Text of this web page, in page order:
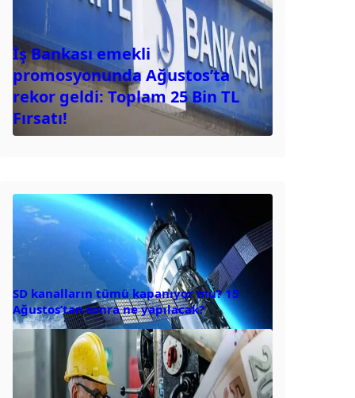
İş Bankası emekli
promosyonunda Ağustos’ta
rekor geldi: Toplam 25 Bin TL
Fırsatı!
SD kanalların tümü kapanıyor mu? 15
Ağustos’tan sonra ne yapılacak?